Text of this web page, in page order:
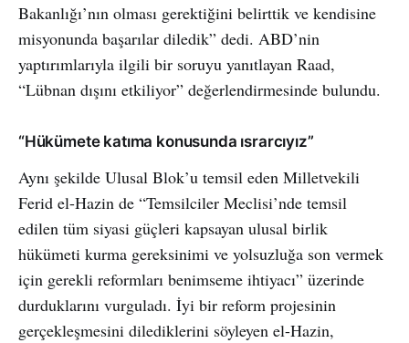
Bakanlığı’nın olması gerektiğini belirttik ve kendisine
misyonunda başarılar diledik” dedi. ABD’nin
yaptırımlarıyla ilgili bir soruyu yanıtlayan Raad,
“Lübnan dışını etkiliyor” değerlendirmesinde bulundu.
“Hükümete katıma konusunda ısrarcıyız”
Aynı şekilde Ulusal Blok’u temsil eden Milletvekili
Ferid el-Hazin de “Temsilciler Meclisi’nde temsil
edilen tüm siyasi güçleri kapsayan ulusal birlik
hükümeti kurma gereksinimi ve yolsuzluğa son vermek
için gerekli reformları benimseme ihtiyacı” üzerinde
durduklarını vurguladı. İyi bir reform projesinin
gerçekleşmesini dilediklerini söyleyen el-Hazin,